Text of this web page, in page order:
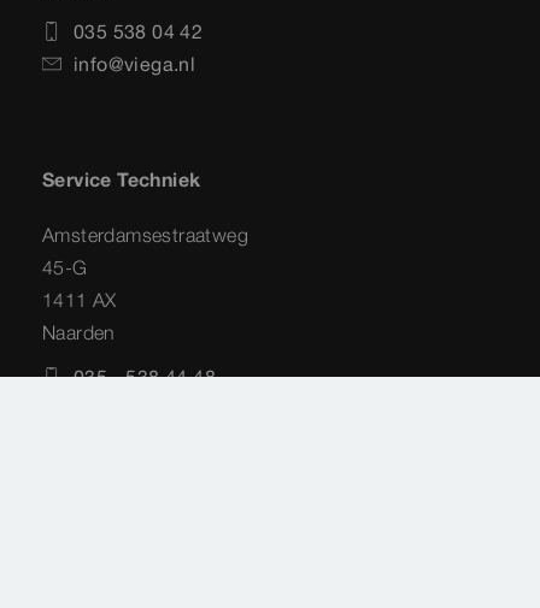
035 538 04 42
info@viega.nl
Service Techniek
Amsterdamsestraatweg
45-G
1411 AX
Naarden
035 - 538 44 48